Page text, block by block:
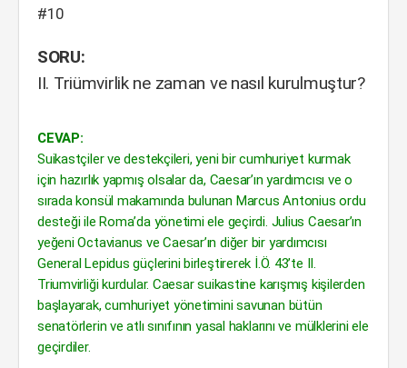
#10
SORU:
II. Triümvirlik ne zaman ve nasıl kurulmuştur?
CEVAP:
Suikastçiler ve destekçileri, yeni bir cumhuriyet kurmak
için hazırlık yapmış olsalar da, Caesar’ın yardımcısı ve o
sırada konsül makamında bulunan Marcus Antonius ordu
desteği ile Roma’da yönetimi ele geçirdi. Julius Caesar’ın
yeğeni Octavianus ve Caesar’ın diğer bir yardımcısı
General Lepidus güçlerini birleştirerek İ.Ö. 43’te II.
Triumvirliği kurdular. Caesar suikastine karışmış kişilerden
başlayarak, cumhuriyet yönetimini savunan bütün
senatörlerin ve atlı sınıfının yasal haklarını ve mülklerini ele
geçirdiler.